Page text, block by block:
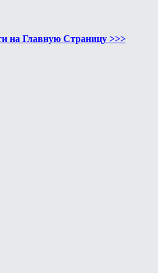
на Главную Страницу >>>